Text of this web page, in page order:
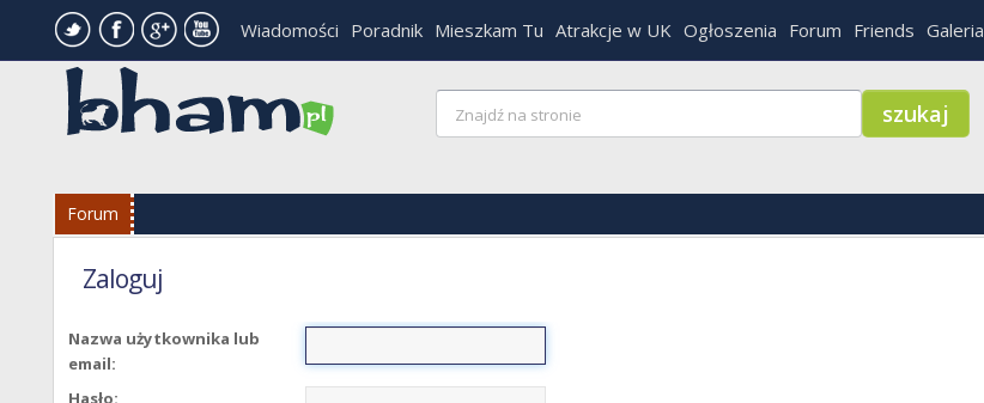
Wiadomości Poradnik Mieszkam Tu Atrakcje w UK Ogłoszenia Forum Friends Galeria
Forum
Zaloguj
Nazwa użytkownika lub
email:
Hasło: